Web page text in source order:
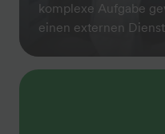
komplexe Aufgabe
einen externen